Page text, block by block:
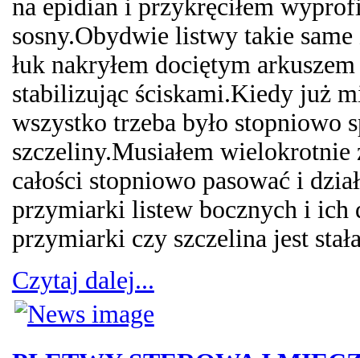
na epidian i przykręciłem
sosny.Obydwie listwy takie same
łuk nakryłem dociętym
stabilizując ściskami.Kiedy już
wszystko trzeba było stopniowo
szczeliny.Musiałem
całości stopniowo pasować i
przymiarki listew bocznych i ich
przymiarki czy szczelina jest
Czytaj dalej...